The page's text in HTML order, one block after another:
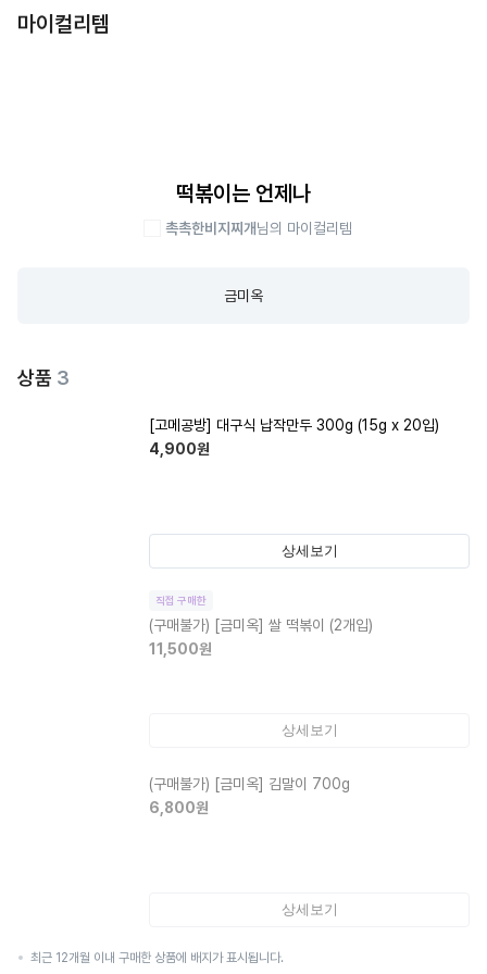
마이컬리템
떡볶이는 언제나
촉촉한비지찌개님의 마이컬리템
금미옥
상품 3
[고메공방] 대구식 납작만두 300g (15g x 20입)
4,900원
상세보기
직접 구매한
(구매불가) [금미옥] 쌀 떡볶이 (2개입)
11,500원
상세보기
(구매불가) [금미옥] 김말이 700g
6,800원
상세보기
최근 12개월 이내 구매한 상품에 배지가 표시됩니다.